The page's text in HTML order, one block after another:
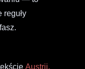
reguły
Austrii,